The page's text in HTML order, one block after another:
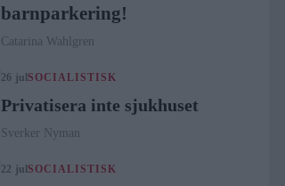
barnparkering!
Catarina Wahlgren
26 jul SOCIALISTISK
Privatisera inte sjukhuset
Sverker Nyman
22 jul SOCIALISTISK